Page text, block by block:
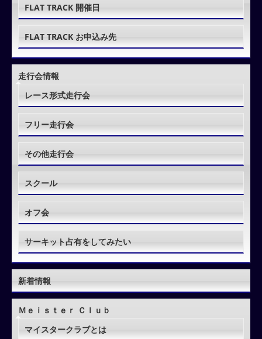
FLAT TRACK 開催日
FLAT TRACK お申込み先
走行会情報
レース形式走行会
フリー走行会
その他走行会
スクール
オフ会
サーキット占有をしてみたい
新着情報
Ｍｅｉｓｔｅｒ Ｃｌｕｂ
マイスタークラブとは